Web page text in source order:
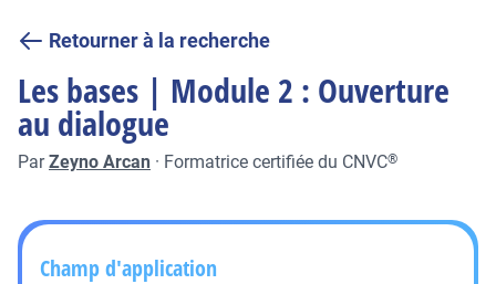
Retourner à la recherche
Les bases | Module 2 : Ouverture
au dialogue
ParZeyno Arcan · Formatrice certifiée du CNVC®
Champ d'application